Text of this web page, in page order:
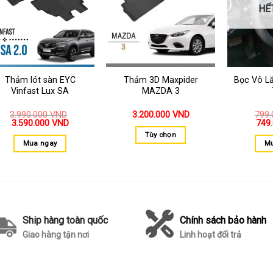
Thảm lót sàn EYC
Vinfast Lux SA
3.990.000VND
3.590.000 VND
Mua ngay
Thảm 3D Maxpider
MAZDA 3
3.200.000 VND
Tùy chọn
Bọc Vô
Ship hàng toàn quốc
Giao hàng tận nơi
Chính sách bảo hành
Linh hoạt đổi trả